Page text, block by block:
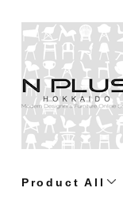
Product All